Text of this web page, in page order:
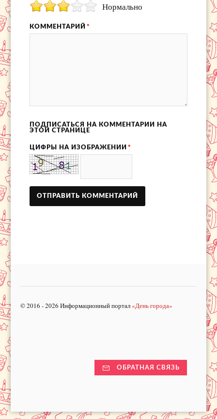
Нормально
КОММЕНТАРИЙ *
ПОДПИСАТЬСЯ НА КОММЕНТАРИИ НА
ЭТОЙ СТРАНИЦЕ
ЦИФРЫ НА ИЗОБРАЖЕНИИ *
© 2016 - 2026 Информационный портал «День города»
ОБРАТНАЯ СВЯЗЬ